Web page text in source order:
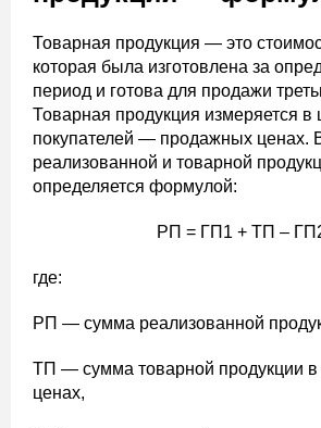
Товарная продукция — это
которая была изготовлена за
период и готова для продажи
Товарная продукция измеряется в
покупателей — продажных ценах.
реализованной и товарной
определяется формулой:
РП = ГП1 + ТП –
где:
РП — сумма реализованной
ТП — сумма товарной продукции
ценах,